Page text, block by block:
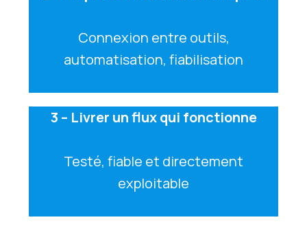
Connexion entre outils,
automatisation, fiabilisation
3 – Livrer un flux qui fonctionne
Testé, fiable et directement
exploitable